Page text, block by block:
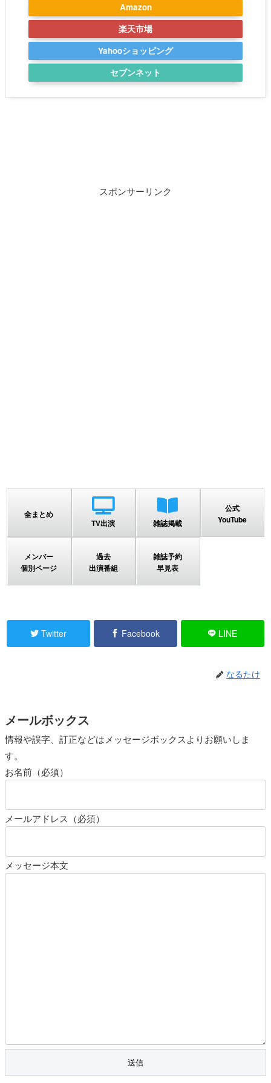
Amazon
楽天市場
Yahooショッピング
セブンネット
スポンサーリンク
全まとめ
TV出演
雑誌掲載
公式
YouTube
メンバー
個別ページ
過去
出演番組
雑誌予約
早見表
Twitter Facebook LINE
なるたけ
メールボックス
情報や誤字、訂正などはメッセージボックスよりお願いしま
す。
お名前（必須）
メールアドレス（必須）
メッセージ本文